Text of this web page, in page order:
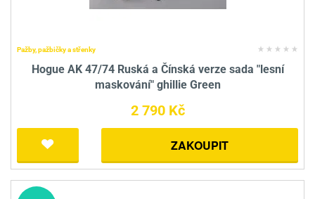
Pažby, pažbičky a střenky
Hogue AK 47/74 Ruská a Čínská verze sada "lesní
maskování" ghillie Green
2 790 Kč
ZAKOUPIT